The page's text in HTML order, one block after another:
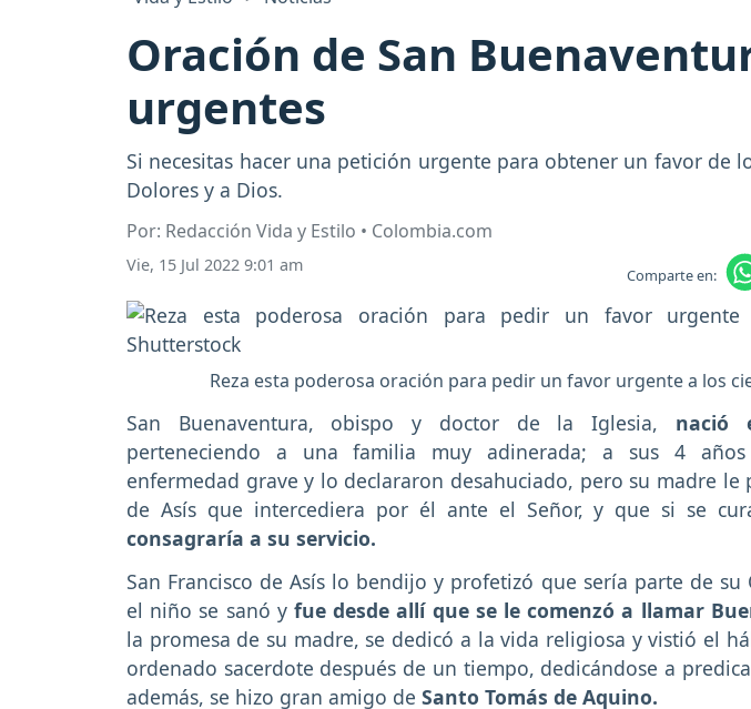
Oración de San
urgentes
Si necesitas hacer una petición urgente para obtener un favor de
Dolores y a Dios.
Por: Redacción Vida y Estilo • Colombia.com
Vie, 15 Jul 2022 9:01 am Comparte en:
Reza esta poderosa oración para pedir un favor urgente a los
San Buenaventura, obispo y doctor de la Iglesia, nació
perteneciendo a una familia muy adinerada; a sus 4
enfermedad grave y lo declararon desahuciado, pero su madre le
de Asís que intercediera por él ante el Señor, y que si se
consagraría a su servicio.
San Francisco de Asís lo bendijo y profetizó que sería parte de
el niño se sanó y fue desde allí que se le comenzó a llamar
la promesa de su madre, se dedicó a la vida religiosa y vistió el
ordenado sacerdote después de un tiempo, dedicándose a
además, se hizo gran amigo de Santo Tomás de Aquino.